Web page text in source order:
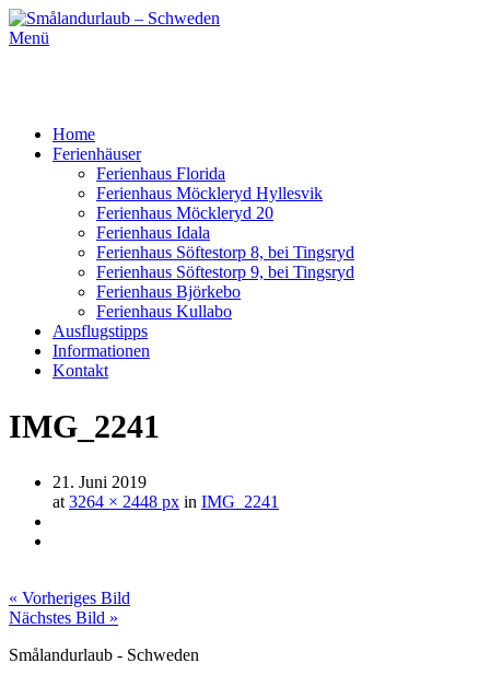
Menü
Home
Ferienhäuser
Ferienhaus Florida
Ferienhaus Möckleryd Hyllesvik
Ferienhaus Möckleryd 20
Ferienhaus Idala
Ferienhaus Söftestorp 8, bei Tingsryd
Ferienhaus Söftestorp 9, bei Tingsryd
Ferienhaus Björkebo
Ferienhaus Kullabo
Ausflugstipps
Informationen
Kontakt
IMG_2241
21. Juni 2019
at 3264 × 2448 px in IMG_2241
« Vorheriges Bild
Nächstes Bild »
Smålandurlaub - Schweden